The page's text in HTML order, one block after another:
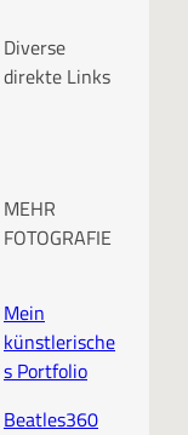
v
Diverse
direkte Links
MEHR
FOTOGRAFIE
Mein
künstlerische
s Portfolio
Beatles360